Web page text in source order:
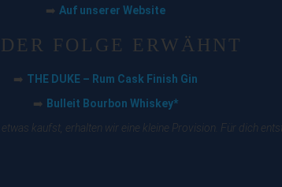
➡️ Auf unserer Website
FOLGE ERWÄHNT
➡️ THE DUKE – Rum Cask Finish Gin
➡️ Bulleit Bourbon Whiskey*
kaufst, erhalten wir eine kleine Provision. Für dich